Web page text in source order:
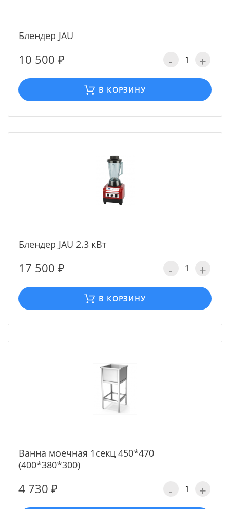
Блендер JAU
10 500 ₽ - +
В КОРЗИНУ
Блендер JAU 2.3 кВт
17 500 ₽ - +
В КОРЗИНУ
Ванна моечная 1секц 450*470
(400*380*300)
4 730 ₽ - +